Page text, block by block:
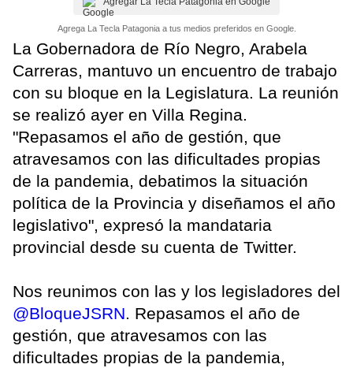
Agrega La Tecla Patagonia a tus medios preferidos en Google.
La Gobernadora de Río Negro, Arabela
Carreras, mantuvo un encuentro de trabajo
con su bloque en la Legislatura. La reunión
se realizó ayer en Villa Regina.
"Repasamos el año de gestión, que
atravesamos con las dificultades propias
de la pandemia, debatimos la situación
política de la Provincia y diseñamos el año
legislativo", expresó la mandataria
provincial desde su cuenta de Twitter.
Nos reunimos con las y los legisladores del
@BloqueJSRN. Repasamos el año de
gestión, que atravesamos con las
dificultades propias de la pandemia,